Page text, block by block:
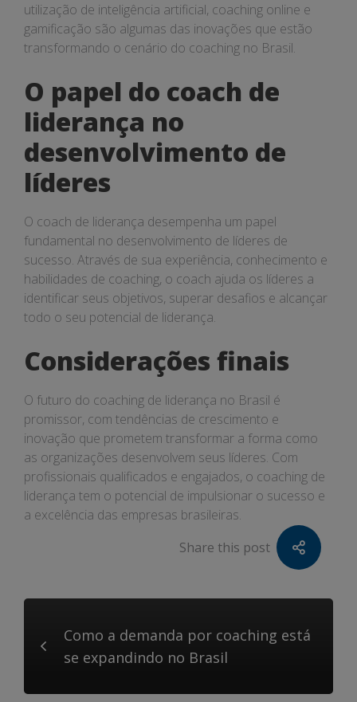
utilização de inteligência artificial, coaching online e
gamificação são algumas das inovações que estão
transformando o cenário do coaching no Brasil.
O papel do coach de
liderança no
desenvolvimento de
líderes
O coach de liderança desempenha um papel
fundamental no desenvolvimento de líderes de
sucesso. Através de sua experiência, conhecimento e
habilidades de coaching, o coach ajuda os líderes a
identificar seus objetivos, superar desafios e alcançar
todo o seu potencial de liderança.
Considerações finais
O futuro do coaching de liderança no Brasil é
promissor, com tendências de crescimento e
inovação que prometem transformar a forma como
as organizações desenvolvem seus líderes. Com
profissionais qualificados e engajados, o coaching de
liderança tem o potencial de impulsionar o sucesso e
a excelência das empresas brasileiras.
Share this post
Como a demanda por coaching está
se expandindo no Brasil